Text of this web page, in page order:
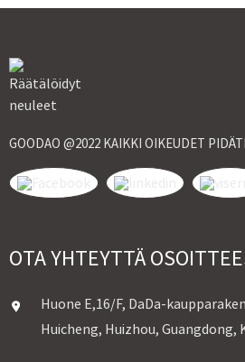
GOODAO @2022 KAIKKI OIKEUDET
OTA YHTEYTTÄ
Huone E,16/F, DaDa-
Huicheng, Huizhou, Guangdong,